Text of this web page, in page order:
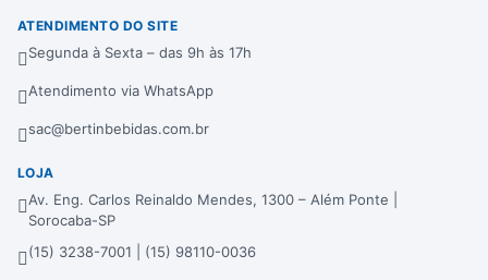
ATENDIMENTO DO SITE
Segunda à Sexta – das 9h às 17h
Atendimento via WhatsApp
sac@bertinbebidas.com.br
LOJA
Av. Eng. Carlos Reinaldo Mendes, 1300 – Além Ponte |
Sorocaba-SP
(15) 3238-7001 | (15) 98110-0036